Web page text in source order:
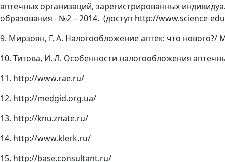
аптечных организаций, зарегистрированных
образования - №2 – 2014. (доступ http://www.science-
9. Мирзоян, Г. А. Налогообложение аптек: что
10. Титова, И. Л. Особенности налогообложения
11. http://www.rae.ru/
12. http://medgid.org.ua/
13. http://knu.znate.ru/
14. http://www.klerk.ru/
15. http://base.consultant.ru/